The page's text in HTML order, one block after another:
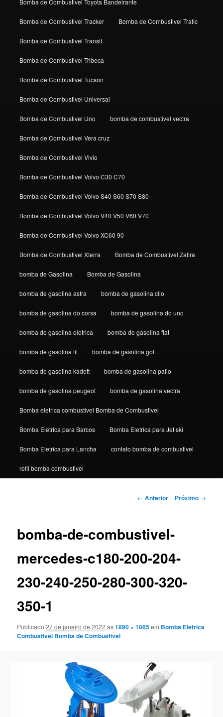
Bomba de Combustivel Tracker Bomba de Combustivel Trafic
Bomba de Combustivel Transit
Bomba de Combustivel Tribeca
Bomba de Combustivel Tucson
Bomba de Combustivel Universal
Bomba de Combustivel Uno bomba de combustivel vectra
Bomba de Combustivel Vera cruz
Bomba de Combustivel Vivio
Bomba de Combustivel Volvo C30 C70
Bomba de Combustivel Volvo S40 S60 S70 S80
Bomba de Combustivel Volvo V40 V50 V60 V70
Bomba de Combustivel Volvo XC60 90
Bomba de Combustivel Xterra Bomba de Combustivel Zafira
bomba de Gasolina Bomba de Gasolina
bomba de gasolina astra bomba de gasolina clio
bomba de gasolina do corsa bomba de gasolina do uno
bomba de gasolina eletrica bomba de gasolina fiat
bomba de gasolina fit bomba de gasolina gol
bomba de gasolina kadett bomba de gasolina palio
bomba de gasolina peugeot bomba de gasolina vectra
Bomba eletrica combustivel Bomba de Combustivel
Bomba Eletrica para Barcos Bomba Eletrica para Jet ski
Bomba Eletrica para Lancha contato bomba de combustivel
refil bomba combustivel
Navegação
← Anterior Próximo →
bomba-de-combustivel-
mercedes-c180-200-204-
230-240-250-280-300-320-
350-1
Publicado27 de janeiro de 2022 às1890 × 1865em Bomba Eletrica
Combustivel Bomba de Combustivel